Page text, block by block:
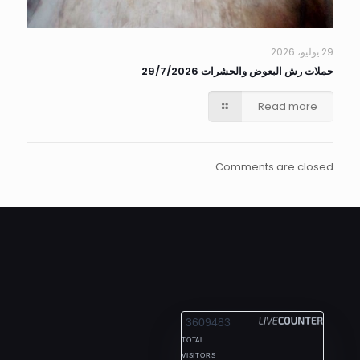
29 يوليو، 2026
حملات رش البعوض والحشرات 29/7/2026
Read more
Comments are closed.
3609483
TOTAL
VISITORS